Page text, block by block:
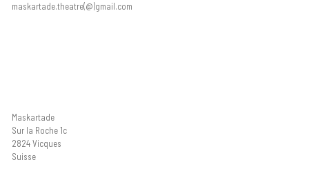
maskartade.theatre(@)gmail.com
Maskartade
Sur la Roche 1c
2824 Vicques
Suisse